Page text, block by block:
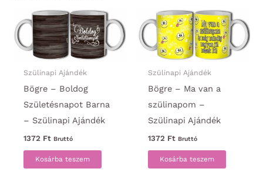
Szülinapi Ajándék
Bögre – Boldog
Születésnapot Barna
– Szülinapi Ajándék
1372 Ft Bruttó
Kosárba teszem
Szülinapi Ajándék
Bögre – Ma van a
szülinapom –
Szülinapi Ajándék
1372 Ft Bruttó
Kosárba teszem